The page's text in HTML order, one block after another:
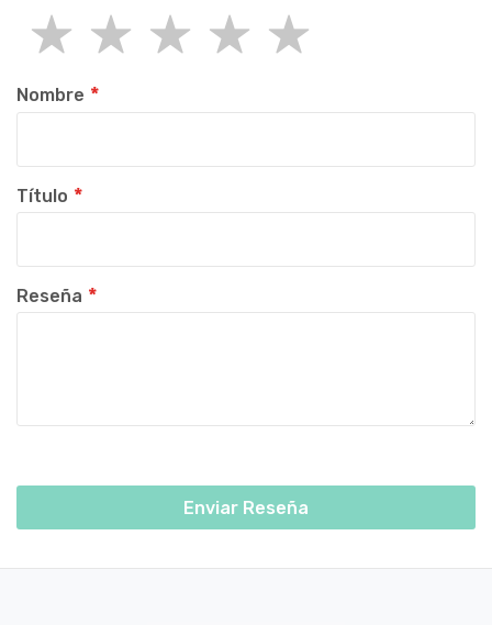
star
stars
stars
stars
stars
Nombre
Título
Reseña
Enviar Reseña